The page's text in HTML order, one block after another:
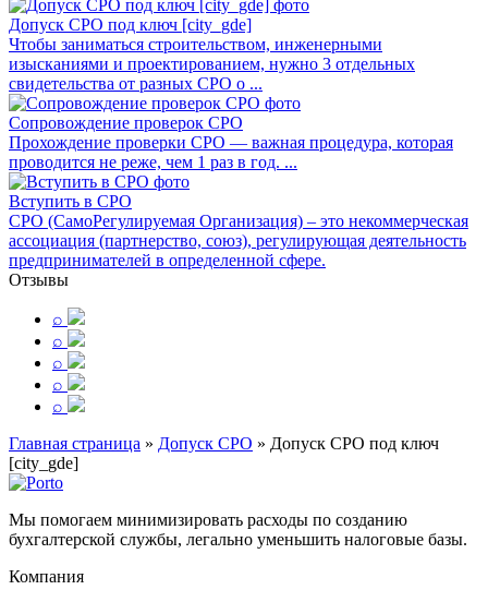
Допуск СРО под ключ [city_gde]
Чтобы заниматься строительством, инженерными
изысканиями и проектированием, нужно 3 отдельных
свидетельства от разных СРО о ...
Сопровождение проверок СРО
Прохождение проверки СРО — важная процедура, которая
проводится не реже, чем 1 раз в год. ...
Вступить в СРО
СРО (СамоРегулируемая Организация) – это некоммерческая
ассоциация (партнерство, союз), регулирующая деятельность
предпринимателей в определенной сфере.
Отзывы
⌕
⌕
⌕
⌕
⌕
Главная страница » Допуск СРО » Допуск СРО под ключ
[city_gde]
Мы помогаем минимизировать расходы по созданию
бухгалтерской службы, легально уменьшить налоговые базы.
Компания